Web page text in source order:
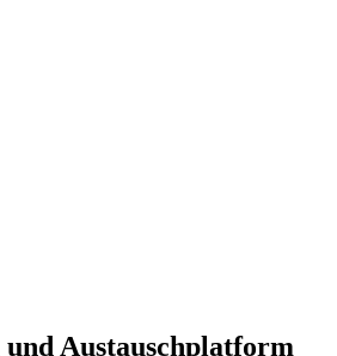
Austauschplatform